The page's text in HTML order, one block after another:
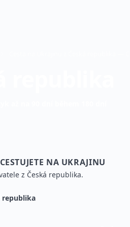
NA UKRAJINU
z Česká republika.
republika